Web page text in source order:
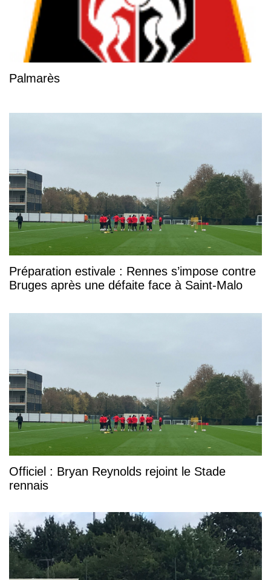
Palmarès
Préparation estivale : Rennes s’impose contre
Bruges après une défaite face à Saint-Malo
Officiel : Bryan Reynolds rejoint le Stade
rennais